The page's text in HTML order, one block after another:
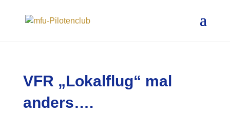
VFR „Lokalflug“ mal
anders….